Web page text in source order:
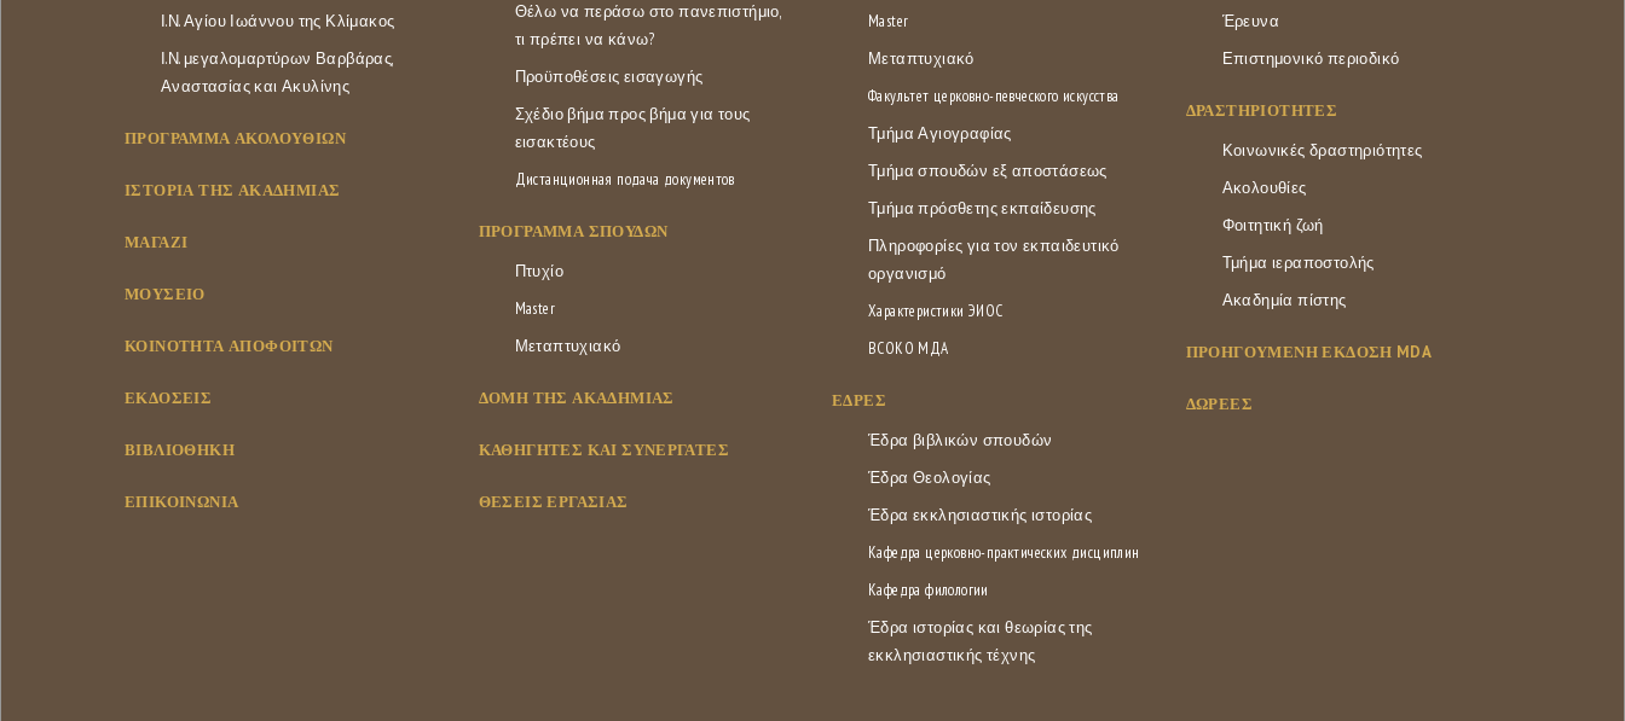
Ι.Ν. Αγίου Ιωάννου της Κλίμακος
Ι.Ν. μεγαλομαρτύρων Βαρβάρας,
Αναστασίας και Ακυλίνης
ΠΡΟΓΡΑΜΜΑ ΑΚΟΛΟΥΘΙΩΝ
ΙΣΤΟΡΊΑ ΤΗΣ ΑΚΑΔΗΜΊΑΣ
ΜΑΓΑΖΊ
ΜΟΥΣΕΊΟ
ΚΟΙΝΌΤΗΤΑ ΑΠΟΦΟΊΤΩΝ
ΕΚΔΌΣΕΙΣ
ΒΙΒΛΙΟΘΉΚΗ
ΕΠΙΚΟΙΝΩΝΊΑ
Θέλω να περάσω στο πανεπιστήμιο,
τι πρέπει να κάνω?
Προϋποθέσεις εισαγωγής
Σχέδιο βήμα προς βήμα για τους
εισακτέους
Дистанционная подача документов
ΠΡΌΓΡΑΜΜΑ ΣΠΟΥΔΏΝ
Πτυχίο
Master
Μεταπτυχιακό
ΔΟΜΉ ΤΗΣ ΑΚΑΔΗΜΊΑΣ
ΚΑΘΗΓΗΤΈΣ ΚΑΙ ΣΥΝΕΡΓΆΤΕΣ
ΘΈΣΕΙΣ ΕΡΓΑΣΊΑΣ
Master
Μεταπτυχιακό
Факультет церковно-певческого искусства
Τμήμα Αγιογραφίας
Τμήμα σπουδών εξ αποστάσεως
Τμήμα πρόσθετης εκπαίδευσης
Πληροφορίες για τον εκπαιδευτικό
οργανισμό
Характеристики ЭИОС
ВСОКО МДА
ΕΔΡΕΣ
Έδρα βιβλικών σπουδών
Έδρα Θεολογίας
Έδρα εκκλησιαστικής ιστορίας
Кафедра церковно-практических дисциплин
Кафедра филологии
Έδρα ιστορίας και θεωρίας της
εκκλησιαστικής τέχνης
Έρευνα
Επιστημονικό περιοδικό
ΔΡΑΣΤΗΡΙΌΤΗΤΕΣ
Κοινωνικές δραστηριότητες
Ακολουθίες
Φοιτητική ζωή
Τμήμα ιεραποστολής
Ακαδημία πίστης
ΠΡΟΗΓΟΥΜΕΝΗ ΕΚΔΟΣΗ MDA
ΔΩΡΕΕΣ